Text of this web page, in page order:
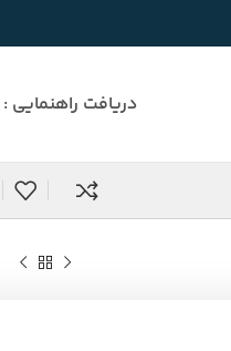
دریافت راهنمایی :